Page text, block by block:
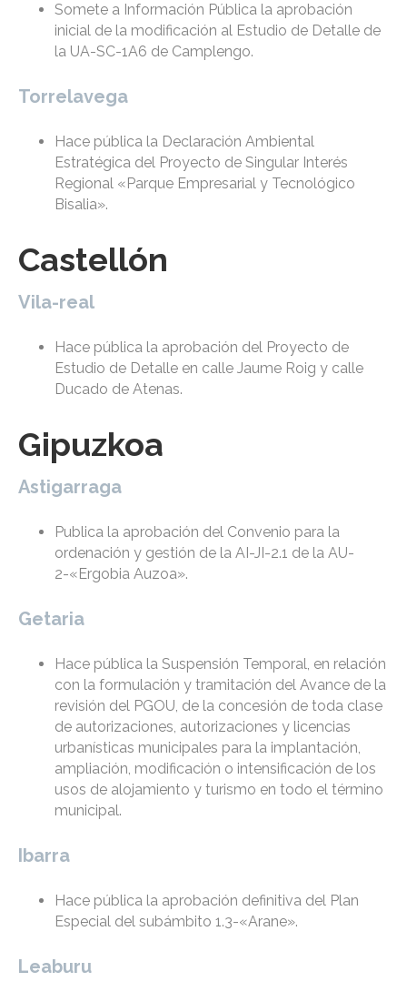
Somete a Información Pública la aprobación
inicial de la modificación al Estudio de Detalle de
la UA-SC-1A6 de Camplengo.
Torrelavega
Hace pública la Declaración Ambiental
Estratégica del Proyecto de Singular Interés
Regional «Parque Empresarial y Tecnológico
Bisalia».
Castellón
Vila-real
Hace pública la aprobación del Proyecto de
Estudio de Detalle en calle Jaume Roig y calle
Ducado de Atenas.
Gipuzkoa
Astigarraga
Publica la aprobación del Convenio para la
ordenación y gestión de la AI-JI-2.1 de la AU-
2-«Ergobia Auzoa».
Getaria
Hace pública la Suspensión Temporal, en relación
con la formulación y tramitación del Avance de la
revisión del PGOU, de la concesión de toda clase
de autorizaciones, autorizaciones y licencias
urbanísticas municipales para la implantación,
ampliación, modificación o intensificación de los
usos de alojamiento y turismo en todo el término
municipal.
Ibarra
Hace pública la aprobación definitiva del Plan
Especial del subámbito 1.3-«Arane».
Leaburu